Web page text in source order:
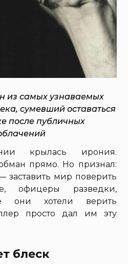
из самых узнаваемых
сумевший оставаться
после публичных
крылась ирония.
прямо. Но признал:
заставить мир поверить
офицеры разведки,
они хотели верить
просто дал им эту
блеск